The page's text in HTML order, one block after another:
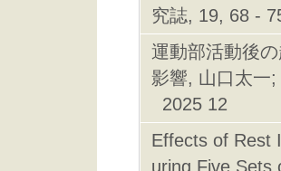
究誌, 19, 68 -
運動部活動後
影響, 山口太一
2025 12
Effects of Rest
uring Five Sets